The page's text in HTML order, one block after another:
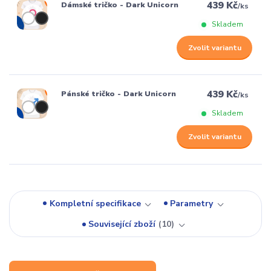
Dámské tričko - Dark Unicorn 439 Kč/ks
Skladem
Zvolit variantu
Pánské tričko - Dark Unicorn 439 Kč/ks
Skladem
Zvolit variantu
Kompletní specifikace
Parametry
Související zboží
10